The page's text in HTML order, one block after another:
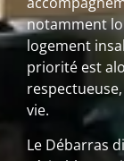
notamment
logement
priorité est
vie.
Le Débarras